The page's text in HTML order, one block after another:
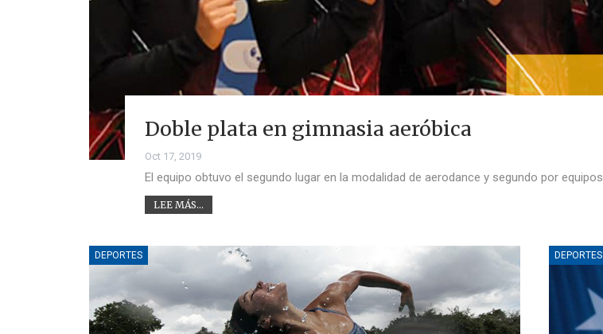
Doble plata en gimnasia aeróbica
Oct 17, 2019
El equipo obtuvo el segundo lugar en la modalidad de aerodance y segundo por equipos
LEE MÁS...
DEPORTES DEPORTES